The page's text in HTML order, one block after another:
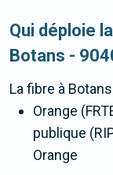
Qui déploie
Botans -
La fibre à Botans
Orange
publique
Orange